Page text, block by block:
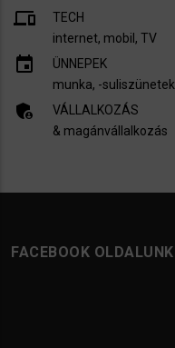
devices
TECH
internet, mobil, TV​
insert_invitation
ÜNNEPEK
munka, -suliszünetek
admin_panel_settings
VÁLLALKOZÁS
& magánvállalkozás
FACEBOOK OLDALUNK